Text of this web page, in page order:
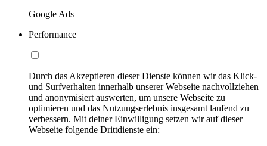
Google Ads
Performance
Durch das Akzeptieren dieser Dienste können wir das Klick-
und Surfverhalten innerhalb unserer Webseite nachvollziehen
und anonymisiert auswerten, um unsere Webseite zu
optimieren und das Nutzungserlebnis insgesamt laufend zu
verbessern. Mit deiner Einwilligung setzen wir auf dieser
Webseite folgende Drittdienste ein: